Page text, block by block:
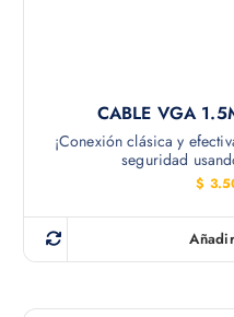
CABLE VGA
¡Conexión clásica y
seguridad
$